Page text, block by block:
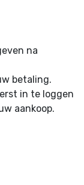
na
betaling.
in te loggen
aankoop.